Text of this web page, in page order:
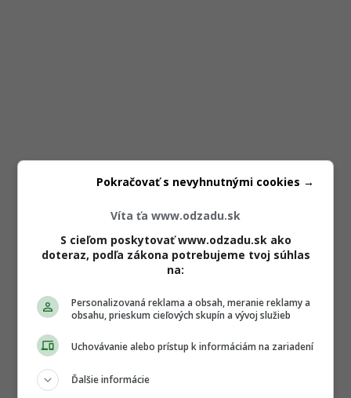
Víta ťa www.odzadu.sk
S cieľom poskytovať www.odzadu.sk ako
doteraz, podľa zákona potrebujeme tvoj súhlas
na:
Personalizovaná reklama a obsah, meranie reklamy a
obsahu, prieskum cieľových skupín a vývoj služieb
Uchovávanie alebo prístup k informáciám na zariadení
Ďalšie informácie
Pokračovať s nevyhnutnými cookies →